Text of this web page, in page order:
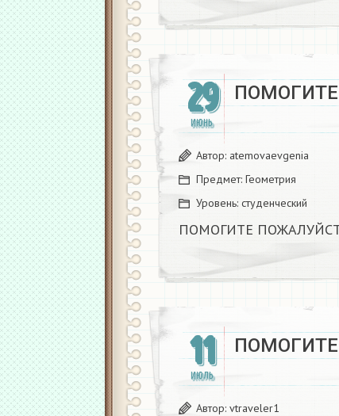
29
ИЮНЬ
Автор: atemovaevgenia
Предмет: Геометрия
Уровень: студенческий
ПОМОГИТЕ
11
ИЮЛЬ
Автор: vtraveler1